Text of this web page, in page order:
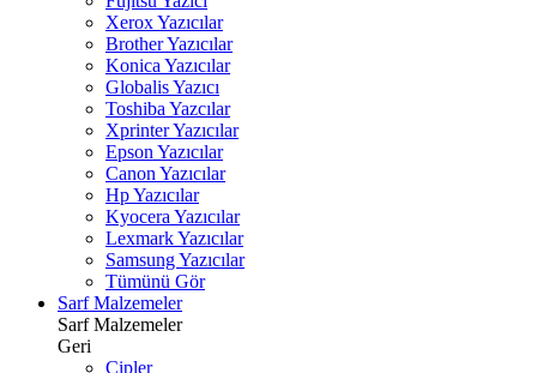
Xerox Yazıcılar
Brother Yazıcılar
Konica Yazıcılar
Globalis Yazıcı
Toshiba Yazcılar
Xprinter Yazıcılar
Epson Yazıcılar
Canon Yazıcılar
Hp Yazıcılar
Kyocera Yazıcılar
Lexmark Yazıcılar
Samsung Yazıcılar
Tümünü Gör
Sarf Malzemeler
Sarf Malzemeler
Geri
Çipler